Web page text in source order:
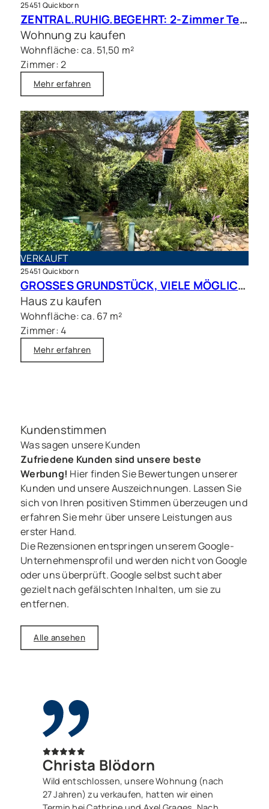
25451 Quickborn
ZENTRAL.RUHIG.BEGEHRT: 2-Zimmer Terrassenwohnung in beliebter Wohnlage
Wohnung zu kaufen
Wohnfläche: ca. 51,50 m²
Zimmer: 2
Mehr erfahren
VERKAUFT
25451 Quickborn
GROSSES GRUNDSTÜCK, VIELE MÖGLICHKEITEN – Charmantes Siedlungshaus in Top Lage
Haus zu kaufen
Wohnfläche: ca. 67 m²
Zimmer: 4
Mehr erfahren
Kundenstimmen
Was sagen unsere Kunden
Zufriedene Kunden sind unsere beste
Werbung! Hier finden Sie Bewertungen unserer
Kunden und unsere Auszeichnungen. Lassen Sie
sich von Ihren positiven Stimmen überzeugen und
erfahren Sie mehr über unsere Leistungen aus
erster Hand.
Die Rezensionen entspringen unserem Google-
Unternehmensprofil und werden nicht von Google
oder uns überprüft. Google selbst sucht aber
gezielt nach gefälschten Inhalten, um sie zu
entfernen.
Alle ansehen
Christa Blödorn
Wild entschlossen, unsere Wohnung (nach
27 Jahren) zu verkaufen, hatten wir einen